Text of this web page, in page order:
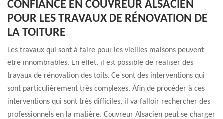
CONFIANCE EN COUVREUR ALSACIEN
POUR LES TRAVAUX DE RÉNOVATION DE
LA TOITURE
Les travaux qui sont à faire pour les vieilles maisons peuvent
être innombrables. En effet, il est possible de réaliser des
travaux de rénovation des toits. Ce sont des interventions qui
sont particulièrement très complexes. Afin de procéder à ces
interventions qui sont très difficiles, il va falloir rechercher des
professionnels en la matière. Couvreur Alsacien peut se charger